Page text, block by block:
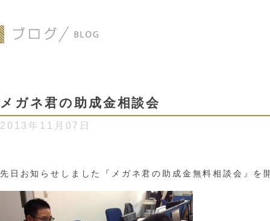
メガネ君の助成金相談会
2013年11月07日
先日お知らせしました『メガネ君の助成金無料相談会』を